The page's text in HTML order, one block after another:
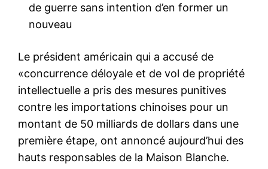
de guerre sans intention d’en former un
nouveau
Le président américain qui a accusé de
«concurrence déloyale et de vol de propriété
intellectuelle a pris des mesures punitives
contre les importations chinoises pour un
montant de 50 milliards de dollars dans une
première étape, ont annoncé aujourd’hui des
hauts responsables de la Maison Blanche.